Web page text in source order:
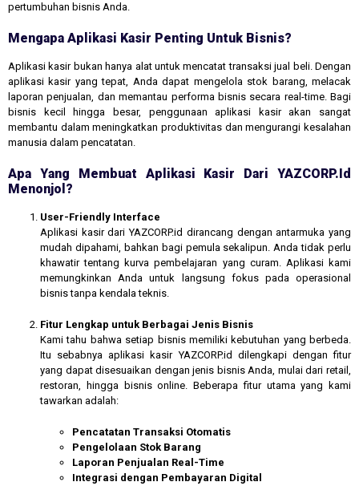
pertumbuhan bisnis Anda.
Mengapa Aplikasi Kasir Penting Untuk Bisnis?
Aplikasi kasir bukan hanya alat untuk mencatat transaksi jual beli. Dengan
aplikasi kasir yang tepat, Anda dapat mengelola stok barang, melacak
laporan penjualan, dan memantau performa bisnis secara real-time. Bagi
bisnis kecil hingga besar, penggunaan aplikasi kasir akan sangat
membantu dalam meningkatkan produktivitas dan mengurangi kesalahan
manusia dalam pencatatan.
Apa Yang Membuat Aplikasi Kasir Dari YAZCORP.id
Menonjol?
User-Friendly Interface
Aplikasi kasir dari YAZCORP.id dirancang dengan antarmuka yang
mudah dipahami, bahkan bagi pemula sekalipun. Anda tidak perlu
khawatir tentang kurva pembelajaran yang curam. Aplikasi kami
memungkinkan Anda untuk langsung fokus pada operasional
bisnis tanpa kendala teknis.
Fitur Lengkap untuk Berbagai Jenis Bisnis
Kami tahu bahwa setiap bisnis memiliki kebutuhan yang berbeda.
Itu sebabnya aplikasi kasir YAZCORP.id dilengkapi dengan fitur
yang dapat disesuaikan dengan jenis bisnis Anda, mulai dari retail,
restoran, hingga bisnis online. Beberapa fitur utama yang kami
tawarkan adalah:
Pencatatan Transaksi Otomatis
Pengelolaan Stok Barang
Laporan Penjualan Real-Time
Integrasi dengan Pembayaran Digital